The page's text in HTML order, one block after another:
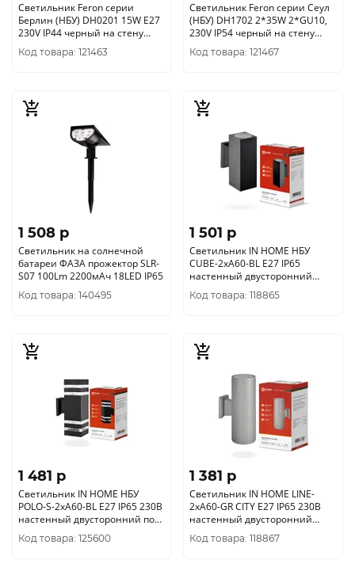
Светильник Feron серии
Берлин (НБУ) DH0201 15W E27
230V IP44 черный на стену
вверх 120*80*200мм 11680
Код товара: 121463
Светильник Feron серии Сеул
(НБУ) DH1702 2*35W 2*GU10,
230V IP54 черный на стену
110*105*230мм 48318
Код товара: 121467
1 508 p
Светильник на солнечной
батареи ФАЗА прожектор SLR-
S07 100Lm 2200мАч 18LED IP65
Код товара: 140495
1 501 p
Светильник IN HOME НБУ
CUBE-2хA60-BL E27 IP65
настенный двусторонний
черный 4690612045153
Код товара: 118865
1 481 p
Светильник IN HOME НБУ
POLO-S-2хA60-BL E27 IP65 230В
настенный двусторонний под
лампу 2хA60 черный
4690612037950
Код товара: 125600
1 381 p
Светильник IN HOME LINE-
2хA60-GR CITY E27 IP65 230В
настенный двусторонний
серый 4690612037783
Код товара: 118867